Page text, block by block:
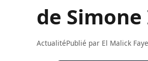
de
ActualitéPublié par El Malick Faye